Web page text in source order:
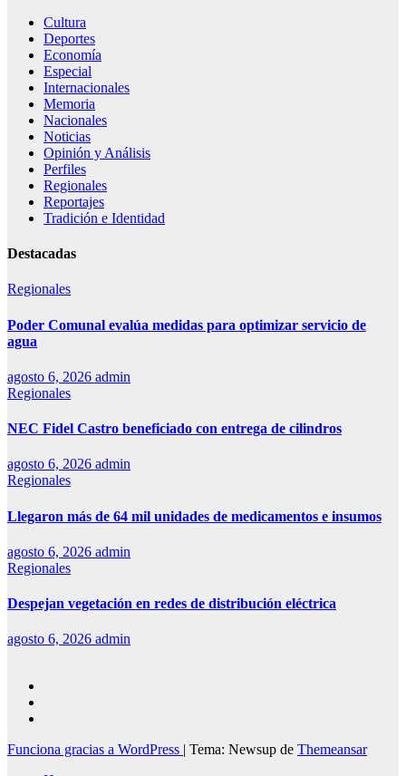
Cultura
Deportes
Economía
Especial
Internacionales
Memoria
Nacionales
Noticias
Opinión y Análisis
Perfiles
Regionales
Reportajes
Tradición e Identidad
Destacadas
Regionales
Poder Comunal evalúa medidas para optimizar servicio de
agua
agosto 6, 2026 admin
Regionales
NEC Fidel Castro beneficiado con entrega de cilindros
agosto 6, 2026 admin
Regionales
Llegaron más de 64 mil unidades de medicamentos e insumos
agosto 6, 2026 admin
Regionales
Despejan vegetación en redes de distribución eléctrica
agosto 6, 2026 admin
Funciona gracias a WordPress Tema: Newsup de Themeansar